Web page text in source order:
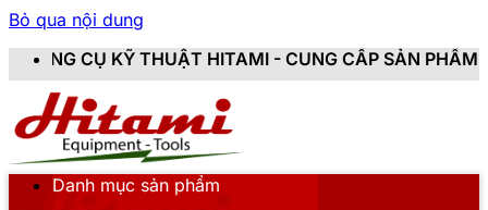
Bỏ qua nội dung
HITAMI - CUNG CẤP SẢN PHẨM CHÍNH HÃNG,
Danh mục sản phẩm